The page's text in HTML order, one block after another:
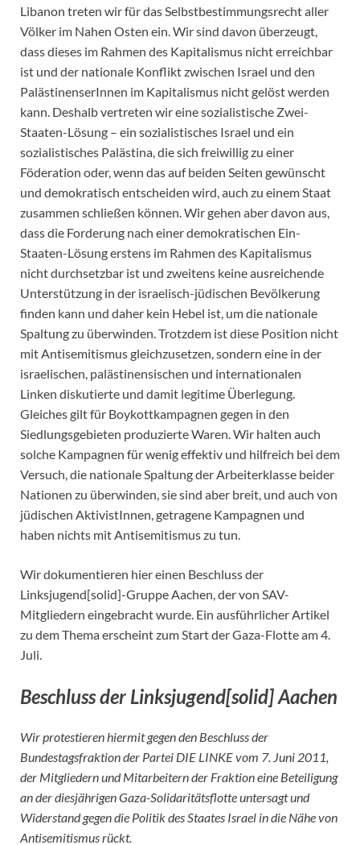
Libanon treten wir für das Selbstbestimmungsrecht aller
Völker im Nahen Osten ein. Wir sind davon überzeugt,
dass dieses im Rahmen des Kapitalismus nicht erreichbar
ist und der nationale Konflikt zwischen Israel und den
PalästinenserInnen im Kapitalismus nicht gelöst werden
kann. Deshalb vertreten wir eine sozialistische Zwei-
Staaten-Lösung – ein sozialistisches Israel und ein
sozialistisches Palästina, die sich freiwillig zu einer
Föderation oder, wenn das auf beiden Seiten gewünscht
und demokratisch entscheiden wird, auch zu einem Staat
zusammen schließen können. Wir gehen aber davon aus,
dass die Forderung nach einer demokratischen Ein-
Staaten-Lösung erstens im Rahmen des Kapitalismus
nicht durchsetzbar ist und zweitens keine ausreichende
Unterstützung in der israelisch-jüdischen Bevölkerung
finden kann und daher kein Hebel ist, um die nationale
Spaltung zu überwinden. Trotzdem ist diese Position nicht
mit Antisemitismus gleichzusetzen, sondern eine in der
israelischen, palästinensischen und internationalen
Linken diskutierte und damit legitime Überlegung.
Gleiches gilt für Boykottkampagnen gegen in den
Siedlungsgebieten produzierte Waren. Wir halten auch
solche Kampagnen für wenig effektiv und hilfreich bei dem
Versuch, die nationale Spaltung der Arbeiterklasse beider
Nationen zu überwinden, sie sind aber breit, und auch von
jüdischen AktivistInnen, getragene Kampagnen und
haben nichts mit Antisemitismus zu tun.
Wir dokumentieren hier einen Beschluss der
Linksjugend[solid]-Gruppe Aachen, der von SAV-
Mitgliedern eingebracht wurde. Ein ausführlicher Artikel
zu dem Thema erscheint zum Start der Gaza-Flotte am 4.
Juli.
Beschluss der Linksjugend[solid] Aachen
Wir protestieren hiermit gegen den Beschluss der
Bundestagsfraktion der Partei DIE LINKE vom 7. Juni 2011,
der Mitgliedern und Mitarbeitern der Fraktion eine Beteiligung
an der diesjährigen Gaza-Solidaritätsflotte untersagt und
Widerstand gegen die Politik des Staates Israel in die Nähe von
Antisemitismus rückt.